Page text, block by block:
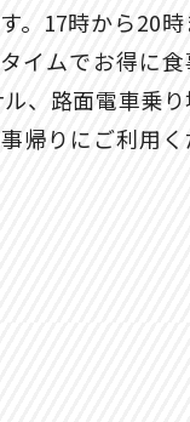
。17時から20時
イムでお得に食
、路面電車乗
帰りにご利用く